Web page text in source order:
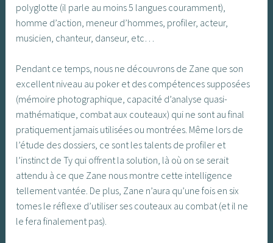
polyglotte (il parle au moins 5 langues couramment),
homme d’action, meneur d’hommes, profiler, acteur,
musicien, chanteur, danseur, etc…
Pendant ce temps, nous ne découvrons de Zane que son
excellent niveau au poker et des compétences supposées
(mémoire photographique, capacité d’analyse quasi-
mathématique, combat aux couteaux) qui ne sont au final
pratiquement jamais utilisées ou montrées. Même lors de
l’étude des dossiers, ce sont les talents de profiler et
l’instinct de Ty qui offrent la solution, là où on se serait
attendu à ce que Zane nous montre cette intelligence
tellement vantée. De plus, Zane n’aura qu’une fois en six
tomes le réflexe d’utiliser ses couteaux au combat (et il ne
le fera finalement pas).